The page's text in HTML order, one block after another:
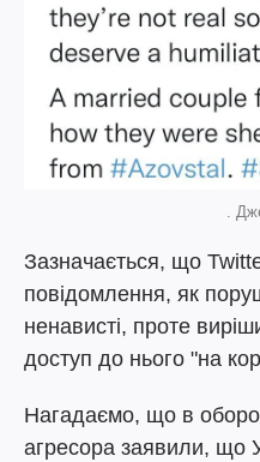
.
Зазначається, що
повідомлення, як
ненависті, проте
доступ до нього "на
Нагадаємо, що в
агресора заявили, що